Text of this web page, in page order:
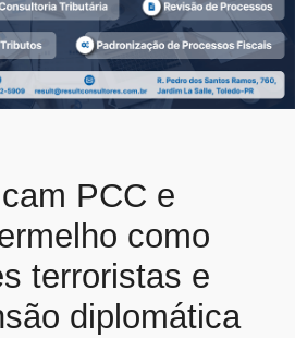
PCC e
como
terroristas e
diplomática